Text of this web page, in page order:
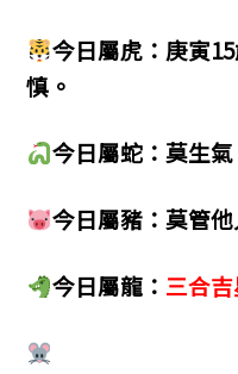
今日屬虎：庚寅
慎。
今日屬蛇：莫生
今日屬豬：莫管他
今日屬龍： 三合